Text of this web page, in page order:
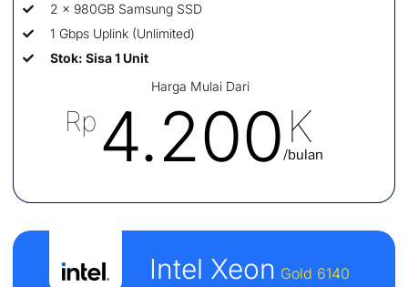
2 x 980GB Samsung SSD
1 Gbps Uplink (Unlimited)
Stok: Sisa 1 Unit
Harga Mulai Dari
Rp 4.200K
/bulan
Intel Xeon Gold 6140